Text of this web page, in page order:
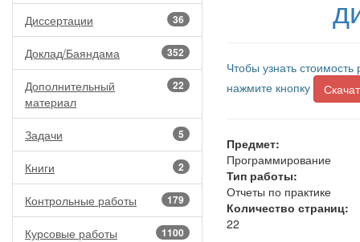
36
Диссертации
352
Доклад/Баяндама
22
Дополнительный
материал
5
Задачи
2
Книги
179
Контрольные работы
1100
Курсовые работы
Чтобы узнать
нажмите кнопку
Предмет:
Программирование
Тип работы:
Отчеты по практике
Количество страниц:
22